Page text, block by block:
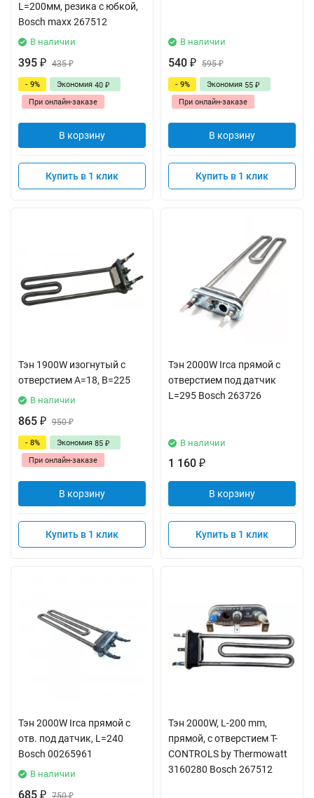
L=200мм, резика с юбкой,
Bosch maxx 267512
В наличии
395 ₽ 435₽
- 9% Экономия 40 ₽
При онлайн-заказе
В корзину
Купить в 1 клик
В наличии
540 ₽ 595₽
- 9% Экономия 55 ₽
При онлайн-заказе
В корзину
Купить в 1 клик
Тэн 1900W изогнутый с
отверстием A=18, B=225
В наличии
865 ₽ 950₽
- 8% Экономия 85 ₽
При онлайн-заказе
В корзину
Купить в 1 клик
Тэн 2000W Irca прямой с
отверстием под датчик
L=295 Bosch 263726
В наличии
1 160 ₽
В корзину
Купить в 1 клик
Тэн 2000W Irca прямой с
отв. под датчик, L=240
Bosch 00265961
В наличии
685 ₽ 750₽
Тэн 2000W, L-200 mm,
прямой, c отверcтием T-
CONTROLS by Thermowatt
3160280 Bosch 267512